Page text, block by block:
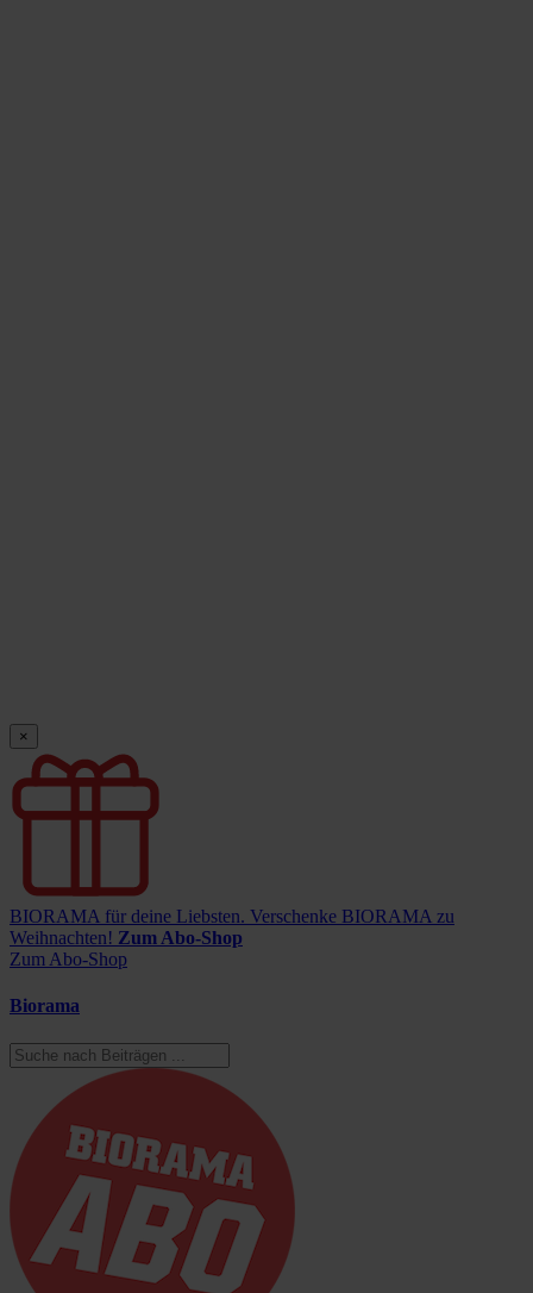
×
BIORAMA für deine Liebsten. Verschenke BIORAMA zu
Weihnachten! Zum Abo-Shop
Zum Abo-Shop
Biorama